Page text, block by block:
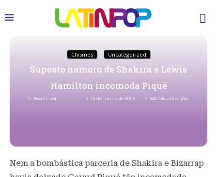
Chismes Uncategorized
Suposto namoro de Shakira e Lewis
Hamilton incomoda Piqué
Escrito por Redacao 13 de junho de 2023 842 Visualizações
Nem a bombástica parceria de Shakira e Bizarrap